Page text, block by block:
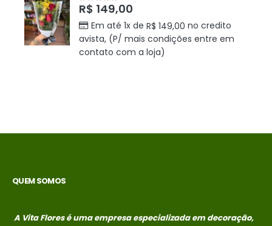
0out of 5
R$ 149,00
Em até 1x de R$ 149,00 no credito
avista, (P/ mais condições entre em
contato com a loja)
QUEM SOMOS
A Vita Flores é uma empresa especializada em decoração,